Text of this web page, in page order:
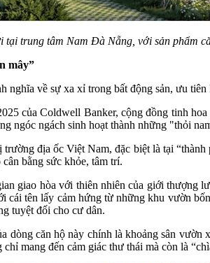
trung tâm Nam Đà Nẵng, với sản phẩm
mây”
nghĩa về sự xa xỉ trong bất động sản, ưu
của Coldwell Banker, cộng đồng tinh
ngóc ngách sinh hoạt thành những "thỏi
địa ốc Việt Nam, đặc biệt là tại “thành
bằng sức khỏe, tâm trí.
giao hòa với thiên nhiên của giới thượng
cái tên lấy cảm hứng từ những khu vườn
tuyệt đối cho cư dân.
dòng căn hộ này chính là khoảng sân
mang đến cảm giác thư thái mà còn là